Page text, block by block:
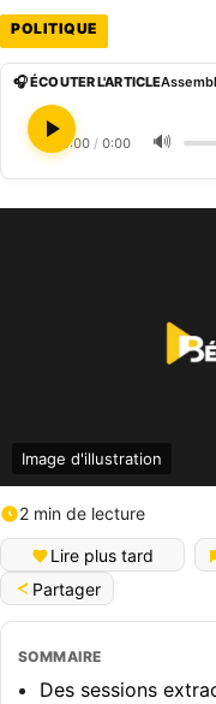
POLITIQUE
🎧 ÉCOUTER L'ARTICLE
0:00 / 0:00 🔊
Image d'illustration
2 min de lecture
Lire plus tard
Partager
SOMMAIRE
Des sessions